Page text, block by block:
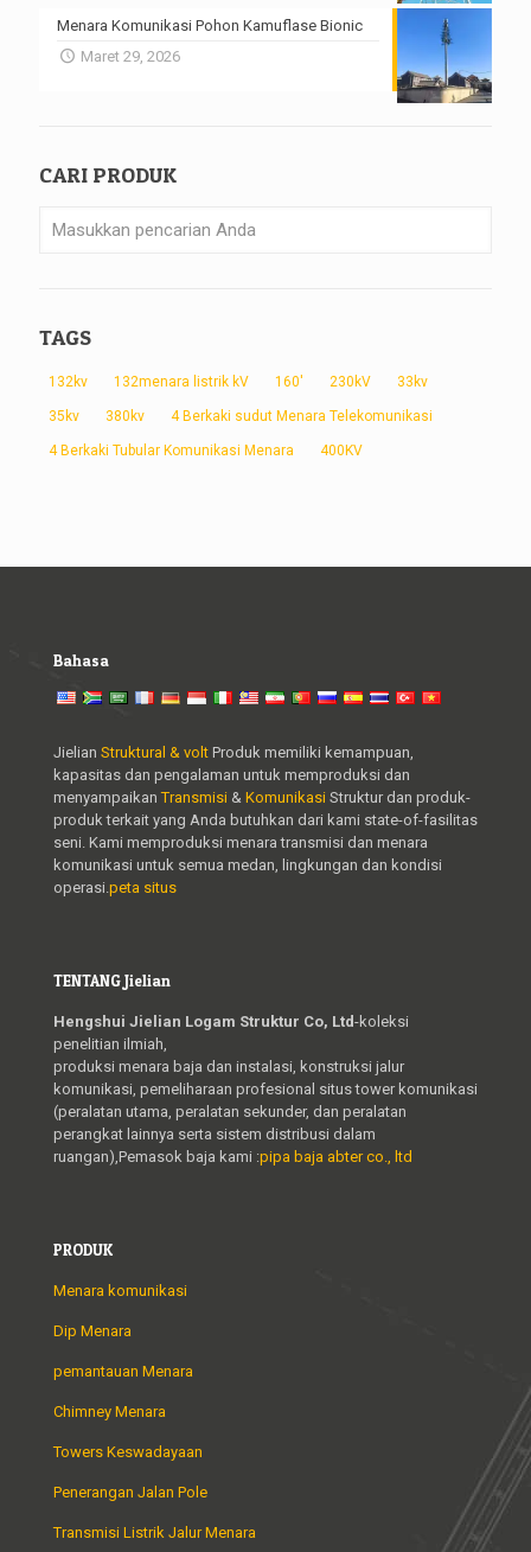
Menara Komunikasi Pohon Kamuflase Bionic
Maret 29, 2026
CARI PRODUK
TAGS
132kv 132menara listrik kV 160' 230kV 33kv
35kv 380kv 4 Berkaki sudut Menara Telekomunikasi
4 Berkaki Tubular Komunikasi Menara 400KV
Bahasa
Jielian Struktural & volt Produk memiliki kemampuan,
kapasitas dan pengalaman untuk memproduksi dan
menyampaikanTransmisi & Komunikasi Struktur dan produk-
produk terkait yang Anda butuhkan dari kami state-of-fasilitas
seni. Kami memproduksi menara transmisi dan menara
komunikasi untuk semua medan, lingkungan dan kondisi
operasi.peta situs
TENTANG Jielian
Hengshui Jielian Logam Struktur Co, Ltd-koleksi
penelitian ilmiah,
produksi menara baja dan instalasi, konstruksi jalur
komunikasi, pemeliharaan profesional situs tower komunikasi
(peralatan utama, peralatan sekunder, dan peralatan
perangkat lainnya serta sistem distribusi dalam
ruangan),Pemasok baja kami :pipa baja abter co., ltd
PRODUK
Menara komunikasi
Dip Menara
pemantauan Menara
Chimney Menara
Towers Keswadayaan
Penerangan Jalan Pole
Transmisi Listrik Jalur Menara